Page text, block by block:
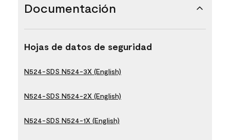
Documentación
Hojas de datos de seguridad
N524-SDS N524-3X (English)
N524-SDS N524-2X (English)
N524-SDS N524-1X (English)